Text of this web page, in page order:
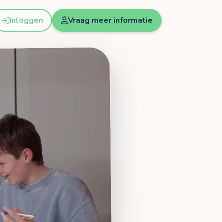
Inloggen Vraag meer informatie